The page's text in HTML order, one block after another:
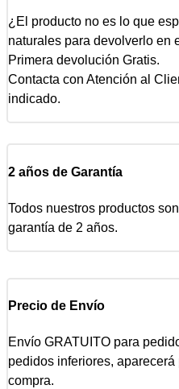
¿El producto no es lo que
naturales para devolverlo en
Primera devolución Gratis.
Contacta con Atención al
indicado.
2 años de Garantía
Todos nuestros productos
garantía de 2 años.
Precio de Envío
Envío GRATUITO para
pedidos inferiores,
compra.